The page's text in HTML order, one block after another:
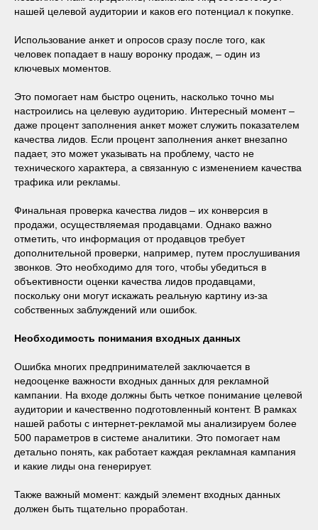
нашей целевой аудитории и каков его потенциал к покупке.
Использование анкет и опросов сразу после того, как
человек попадает в нашу воронку продаж, ‒ один из
ключевых моментов.
Это помогает нам быстро оценить, насколько точно мы
настроились на целевую аудиторию. Интересный момент ‒
даже процент заполнения анкет может служить показателем
качества лидов. Если процент заполнения анкет внезапно
падает, это может указывать на проблему, часто не
технического характера, а связанную с изменением качества
трафика или рекламы.
Финальная проверка качества лидов ‒ их конверсия в
продажи, осуществляемая продавцами. Однако важно
отметить, что информация от продавцов требует
дополнительной проверки, например, путем прослушивания
звонков. Это необходимо для того, чтобы убедиться в
объективности оценки качества лидов продавцами,
поскольку они могут искажать реальную картину из-за
собственных заблуждений или ошибок.
Необходимость понимания входных данных
Ошибка многих предпринимателей заключается в
недооценке важности входных данных для рекламной
кампании. На входе должны быть четкое понимание целевой
аудитории и качественно подготовленный контент. В рамках
нашей работы с интернет-рекламой мы анализируем более
500 параметров в системе аналитики. Это помогает нам
детально понять, как работает каждая рекламная кампания
и какие лиды она генерирует.
Также важный момент: каждый элемент входных данных
должен быть тщательно проработан.